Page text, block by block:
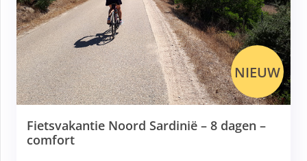
NIEUW
Fietsvakantie Noord Sardinië – 8 dagen –
comfort